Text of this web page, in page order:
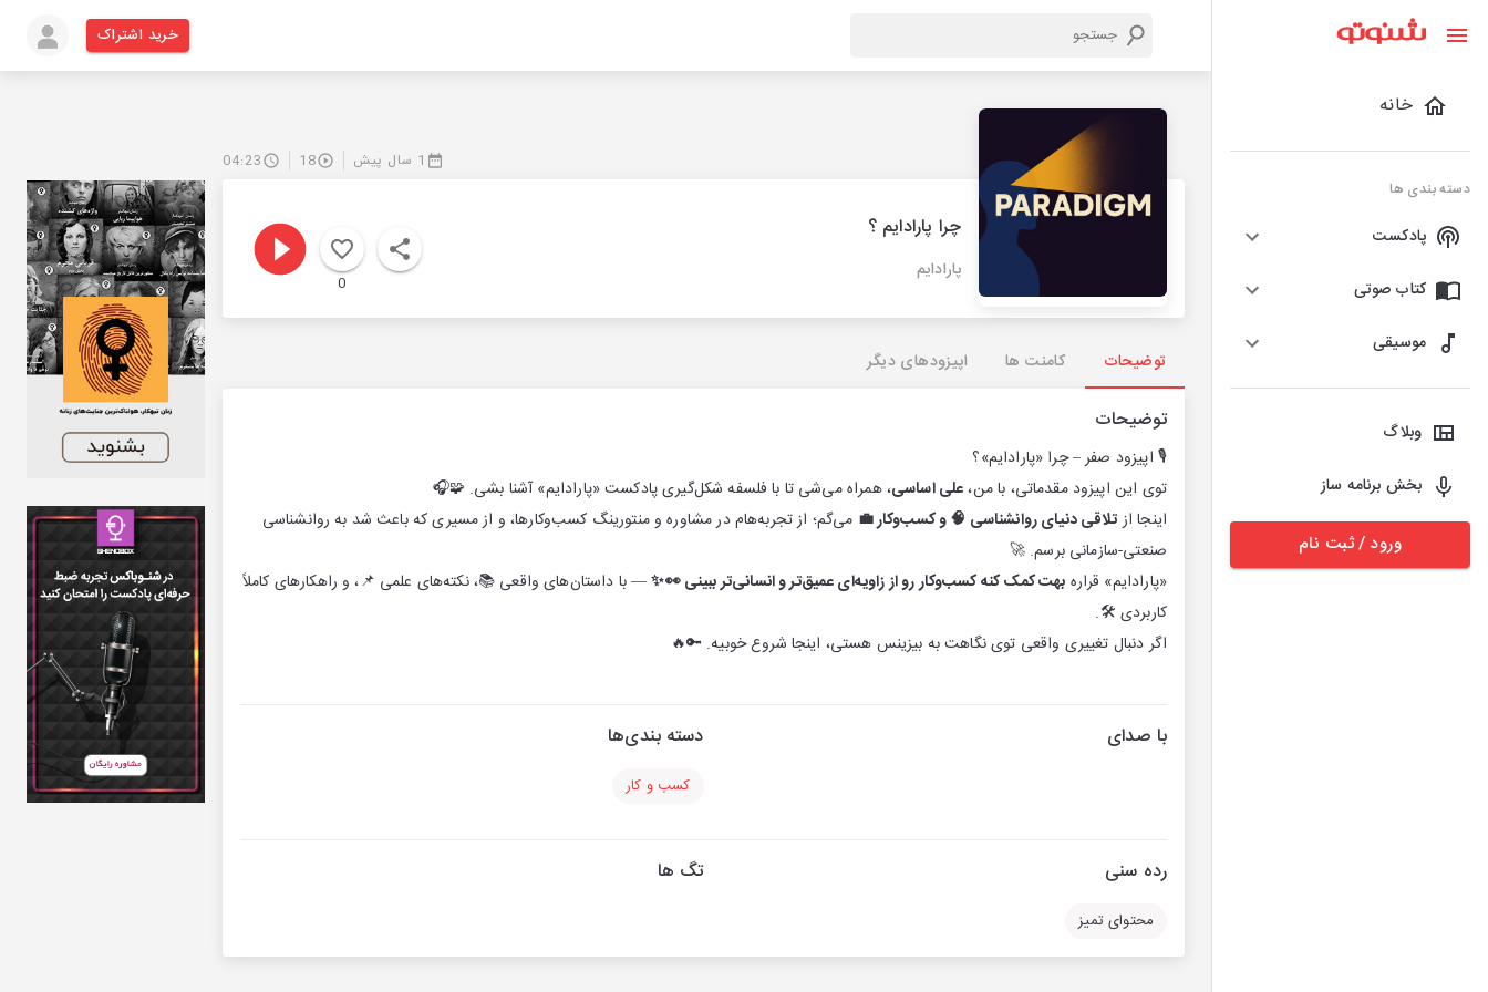
خانه
دسته بندی ها
پادکست
کتاب صوتی
موسیقی
وبلاگ
بخش برنامه ساز
ورود / ثبت نام
خرید اشتراک
1 سال پیش 18
04:23
چرا پارادایم ؟
پارادایم
0
توضیحات کامنت ها اپیزودهای دیگر
توضیحات
🎙️ اپیزود صفر – چرا «پارادایم»؟
توی این اپیزود مقدماتی، با من،علی اساسی، همراه می‌شی تا با فلسفه شکل‌گیری پادکست «پارادایم» آشنا بشی. 🧩🎧
اینجا ازتلاقی دنیای روانشناسی 🧠 و کسب‌وکار 💼 می‌گم؛ از تجربه‌هام در مشاوره و منتورینگ کسب‌وکارها، و از مسیری که باعث شد به روانشناسی
صنعتی-سازمانی برسم. 🚀
«پارادایم» قراره بهت کمک کنه کسب‌وکار رو از زاویه‌ای عمیق‌تر و انسانی‌تر ببینی 👀✨— با داستان‌های واقعی 📚، نکته‌های علمی 📌، و راهکارهای کاملاً
کاربردی 🛠️.
اگر دنبال تغییری واقعی توی نگاهت به بیزینس هستی، اینجا شروع خوبیه. 🔑🔥
با صدای دسته بندی‌ها
کسب و کار
رده سنی
محتوای تمیز
تگ ها